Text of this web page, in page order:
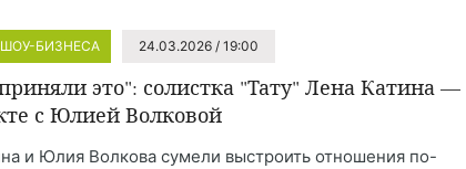
БИЗНЕСА 24.03.2026 / 19:00
это": солистка "Тату" Лена Катина —
с Юлией Волковой
и Юлия Волкова сумели выстроить отношения по-